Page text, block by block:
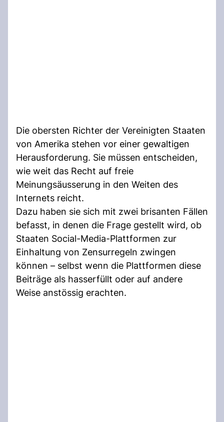
Die obersten Richter der Vereinigten Staaten
von Amerika stehen vor einer gewaltigen
Herausforderung. Sie müssen entscheiden,
wie weit das Recht auf freie
Meinungsäusserung in den Weiten des
Internets reicht.
Dazu haben sie sich mit zwei brisanten Fällen
befasst, in denen die Frage gestellt wird, ob
Staaten Social-Media-Plattformen zur
Einhaltung von Zensurregeln zwingen
können – selbst wenn die Plattformen diese
Beiträge als hasserfüllt oder auf andere
Weise anstössig erachten.